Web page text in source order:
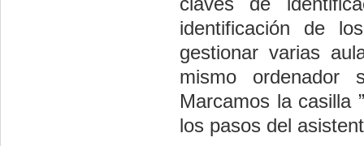
identificación de
gestionar varias
mismo ordenador
Marcamos la casilla
los pasos del